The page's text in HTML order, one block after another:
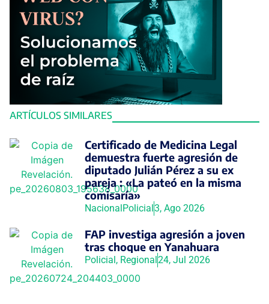
ARTÍCULOS SIMILARES
Certificado de Medicina Legal
demuestra fuerte agresión de
diputado Julián Pérez a su ex
pareja : «La pateó en la misma
comisaría»
NacionalPolicial3, Ago 2026
FAP investiga agresión a joven
tras choque en Yanahuara
Policial, Regional24, Jul 2026